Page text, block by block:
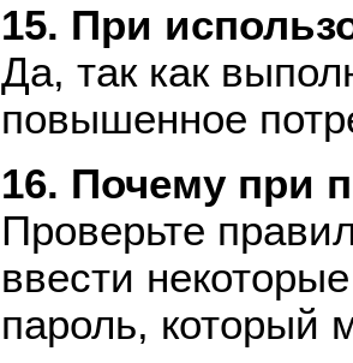
15. При
Да, так как
повышенное
16. Почему при
Проверьте
ввести
пароль, который